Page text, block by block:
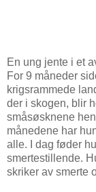
vil
stille
En ung jente i et
For 9 måneder
krigsrammede
der i skogen, blir
småsøsknene
månedene har
alle. I dag føder
smertestillende.
skriker av smerte